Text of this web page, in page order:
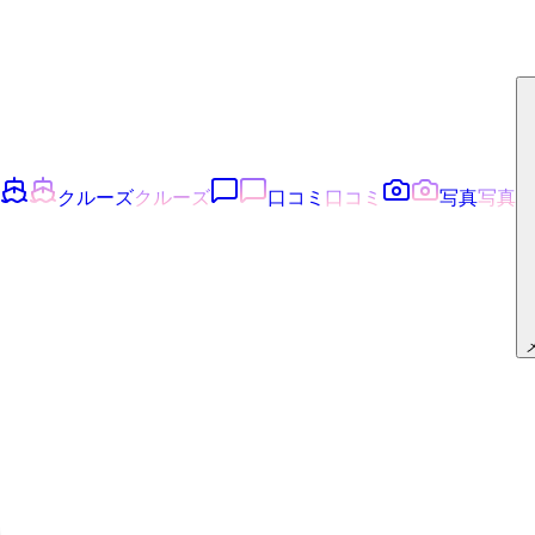
クルーズクルーズ 口コミ 口コミ 写真写真